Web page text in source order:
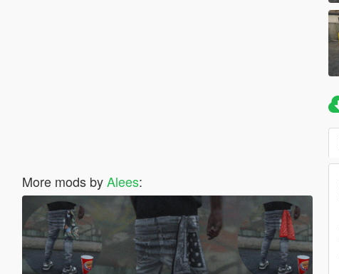
More mods byAlees: